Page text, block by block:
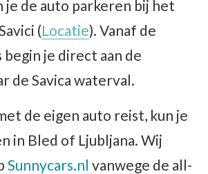
je de auto parkeren bij het
(Locatie). Vanaf de
je direct aan de
de Savica waterval.
de eigen auto reist, kun je
in Bled of Ljubljana. Wij
Sunnycars.nl vanwege de all-